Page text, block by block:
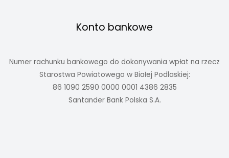
Konto bankowe
Numer rachunku bankowego do dokonywania wpłat na rzecz
Starostwa Powiatowego w Białej Podlaskiej:
86 1090 2590 0000 0001 4386 2835
Santander Bank Polska S.A.